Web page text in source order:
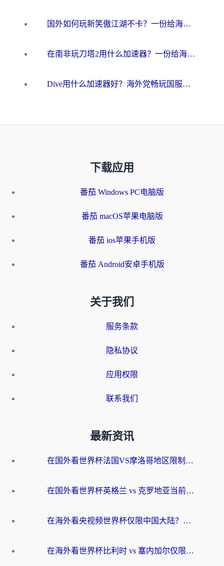
国外如何玩新笑傲江湖不卡？一份给海外游子的终极网络指南
在南非玩刀塔2用什么加速器？一份给海外游子的终极生存指南
Dive用什么加速器好？海外党畅玩国服游戏的终极避坑指南
下载应用
番茄 Windows PC电脑版
番茄 macOS苹果电脑版
番茄 ios苹果手机版
番茄 Android安卓手机版
关于我们
服务条款
隐私协议
应用权限
联系我们
最新资讯
在国外看世界杯法国VS摩洛哥地区限制？这篇指南让你流畅看中文解说无压力
在国外看世界杯英格兰 vs 克罗地亚当前地区不可播放？这篇指南帮你搞定所有海外观赛难题
在海外看央视频世界杯仅限中国大陆？这篇指南帮你解锁中文解说+无卡顿直播
在海外看世界杯比利时 vs 塞内加尔仅限中国大陆？我找到了最流畅的中文解说之路